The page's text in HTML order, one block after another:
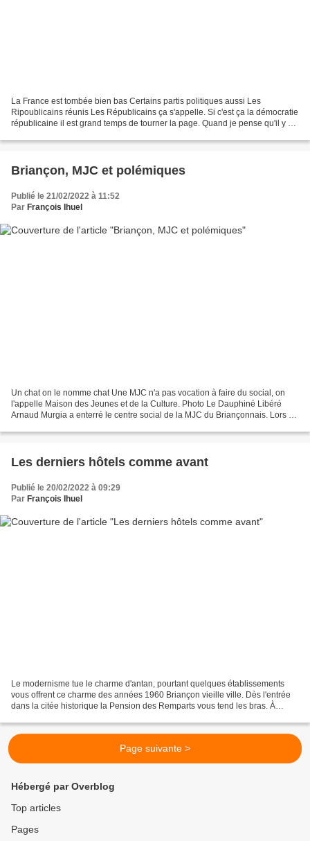
La France est tombée bien bas Certains partis politiques aussi Les
Ripoublicains réunis Les Républicains ça s'appelle. Si c'est ça la démocratie
républicaine il est grand temps de tourner la page. Quand je pense qu'il y en
Briançon, MJC et polémiques
Publié le 21/02/2022 à 11:52
Par François Ihuel
Un chat on le nomme chat Une MJC n'a pas vocation à faire du social, on
l'appelle Maison des Jeunes et de la Culture. Photo Le Dauphiné Libéré
Arnaud Murgia a enterré le centre social de la MJC du Briançonnais. Lors du
Les derniers hôtels comme avant
Publié le 20/02/2022 à 09:29
Par François Ihuel
Le modernisme tue le charme d'antan, pourtant quelques établissements
vous offrent ce charme des années 1960 Briançon vieille ville. Dès l'entrée
dans la citée historique la Pension des Remparts vous tend les bras. À
Page suivante >
Hébergé par Overblog
Top articles
Pages